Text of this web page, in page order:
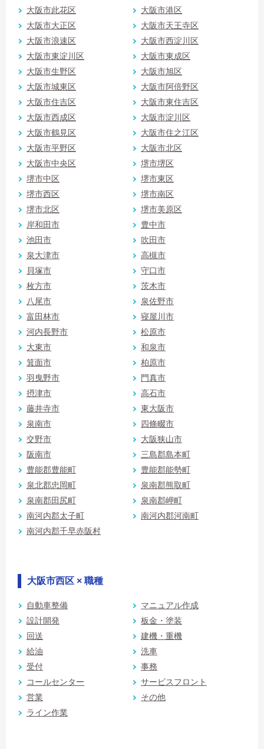
大阪市此花区
大阪市港区
大阪市大正区
大阪市天王寺区
大阪市浪速区
大阪市西淀川区
大阪市東淀川区
大阪市東成区
大阪市生野区
大阪市旭区
大阪市城東区
大阪市阿倍野区
大阪市住吉区
大阪市東住吉区
大阪市西成区
大阪市淀川区
大阪市鶴見区
大阪市住之江区
大阪市平野区
大阪市北区
大阪市中央区
堺市堺区
堺市中区
堺市東区
堺市西区
堺市南区
堺市北区
堺市美原区
岸和田市
豊中市
池田市
吹田市
泉大津市
高槻市
貝塚市
守口市
枚方市
茨木市
八尾市
泉佐野市
富田林市
寝屋川市
河内長野市
松原市
大東市
和泉市
箕面市
柏原市
羽曳野市
門真市
摂津市
高石市
藤井寺市
東大阪市
泉南市
四條畷市
交野市
大阪狭山市
阪南市
三島郡島本町
豊能郡豊能町
豊能郡能勢町
泉北郡忠岡町
泉南郡熊取町
泉南郡田尻町
泉南郡岬町
南河内郡太子町
南河内郡河南町
南河内郡千早赤阪村
大阪市西区 × 職種
自動車整備
マニュアル作成
設計開発
板金・塗装
回送
建機・重機
給油
洗車
受付
事務
コールセンター
サービスフロント
営業
その他
ライン作業